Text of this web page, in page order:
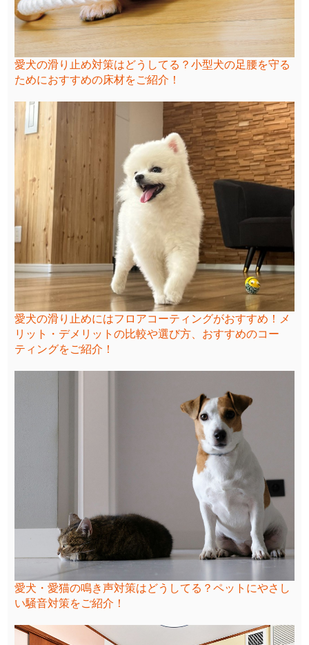
愛犬の滑り止め対策はどうしてる？小型犬の足腰を守る
ためにおすすめの床材をご紹介！
愛犬の滑り止めにはフロアコーティングがおすすめ！メ
リット・デメリットの比較や選び方、おすすめのコー
ティングをご紹介！
愛犬・愛猫の鳴き声対策はどうしてる？ペットにやさし
い騒音対策をご紹介！